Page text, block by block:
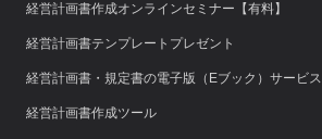
経営計画書作成オンラインセミナー【有料】
経営計画書テンプレートプレゼント
経営計画書・規定書の電子版（Eブック）サービス
経営計画書作成ツール